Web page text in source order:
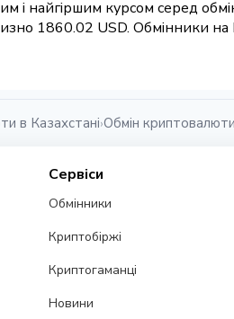
і найгіршим курсом серед
1860.02 USD. Обмінники
в Казахстані›Обмін
Сервіси
Обмінники
Криптобіржі
Криптогаманці
Новини